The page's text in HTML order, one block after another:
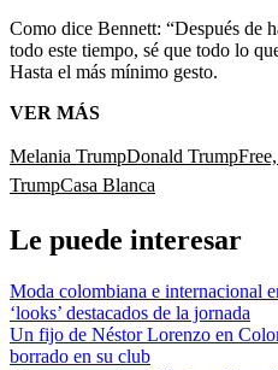
Como dice Bennett: “Después de
todo este tiempo, sé que todo lo
Hasta el más mínimo gesto.
VER MÁS
Melania TrumpDonald Trump
TrumpCasa Blanca
Le puede interesar
Moda colombiana e internacional
‘looks’ destacados de la jornada
Un fijo de Néstor Lorenzo en
borrado en su club